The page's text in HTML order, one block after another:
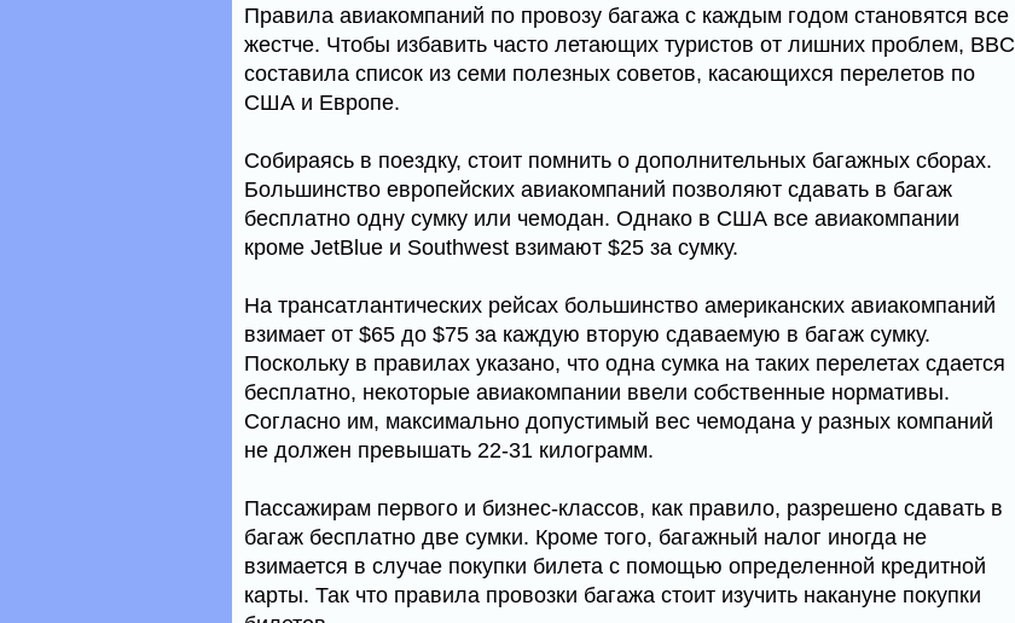
Правила авиакомпаний по провозу багажа с каждым годом становятся все
жестче. Чтобы избавить часто летающих туристов от лишних проблем, BBC
составила список из семи полезных советов, касающихся перелетов по
США и Европе.
Собираясь в поездку, стоит помнить о дополнительных багажных сборах.
Большинство европейских авиакомпаний позволяют сдавать в багаж
бесплатно одну сумку или чемодан. Однако в США все авиакомпании
кроме JetBlue и Southwest взимают $25 за сумку.
На трансатлантических рейсах большинство американских авиакомпаний
взимает от $65 до $75 за каждую вторую сдаваемую в багаж сумку.
Поскольку в правилах указано, что одна сумка на таких перелетах сдается
бесплатно, некоторые авиакомпании ввели собственные нормативы.
Согласно им, максимально допустимый вес чемодана у разных компаний
не должен превышать 22-31 килограмм.
Пассажирам первого и бизнес-классов, как правило, разрешено сдавать в
багаж бесплатно две сумки. Кроме того, багажный налог иногда не
взимается в случае покупки билета с помощью определенной кредитной
карты. Так что правила провозки багажа стоит изучить накануне покупки